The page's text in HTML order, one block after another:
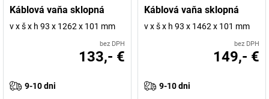
Káblová vaňa sklopná
v x š x h 93 x 1262 x 101 mm
bez DPH
133,- €
9-10 dni
Káblová vaňa sklopná
v x š x h 93 x 1462 x 101 mm
bez DPH
149,- €
9-10 dni